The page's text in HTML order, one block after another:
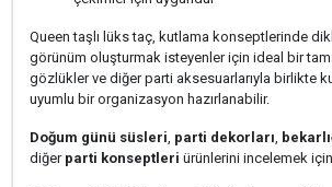
Queen taşlı lüks taç, kutlama konseptlerinde
görünüm oluşturmak isteyenler için ideal bir
gözlükler ve diğer parti aksesuarlarıyla birlikte
uyumlu bir organizasyon hazırlanabilir.
Doğum günü süsleri, parti dekorları,
diğer parti konseptleri ürünlerini incelemek için